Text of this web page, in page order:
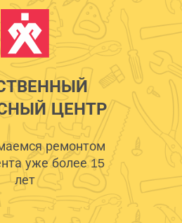
ЦЕНТР
ремонтом
уже более 15
лет